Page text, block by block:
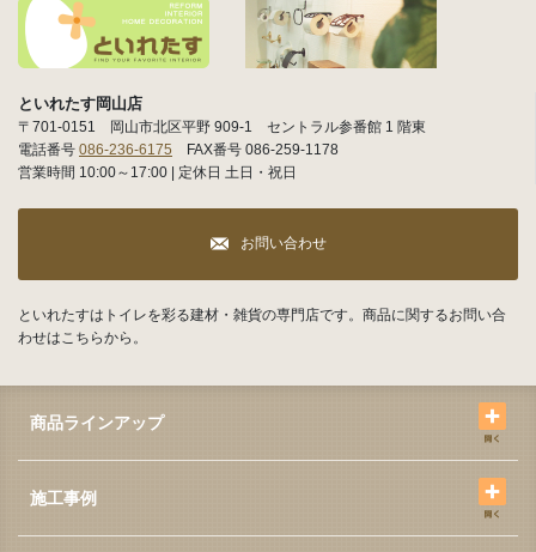
といれたす岡山店
〒701-0151 岡山市北区平野 909-1 セントラル参番館 1 階東
電話番号 086-236-6175 FAX番号 086-259-1178
営業時間 10:00～17:00 | 定休日 土日・祝日
お問い合わせ
といれたすはトイレを彩る建材・雑貨の専門店です。商品に関するお問い合
わせはこちらから。
商品ラインアップ
施工事例